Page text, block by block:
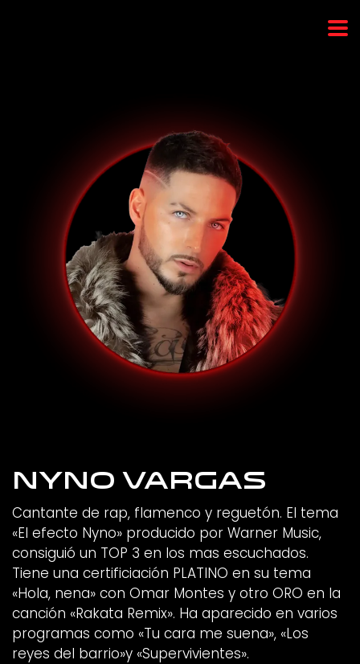
Nyno Vargas
Cantante de rap, flamenco y reguetón. El tema
«El efecto Nyno» producido por Warner Music,
consiguió un TOP 3 en los mas escuchados.
Tiene una certificiación PLATINO en su tema
«Hola, nena» con Omar Montes y otro ORO en la
canción «Rakata Remix». Ha aparecido en varios
programas como «Tu cara me suena», «Los
reyes del barrio»y «Supervivientes».